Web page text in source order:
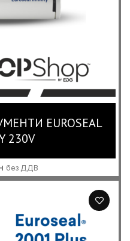
EUROSEAL
230V
без ДДВ